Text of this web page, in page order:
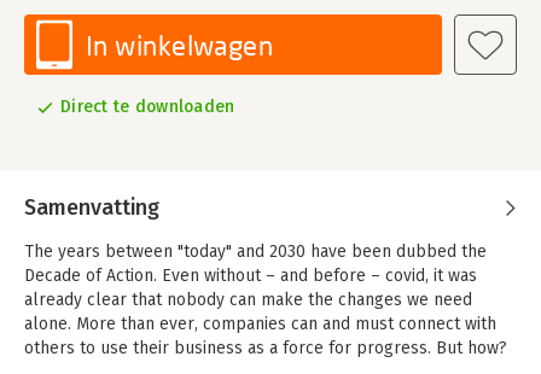
In winkelwagen
Direct te downloaden
Samenvatting
The years between "today" and 2030 have been dubbed the
Decade of Action. Even without – and before – covid, it was
already clear that nobody can make the changes we need
alone. More than ever, companies can and must connect with
others to use their business as a force for progress. But how?